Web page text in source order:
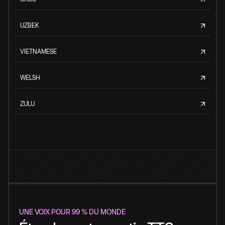
UZBEK
VIETNAMESE
WELSH
ZULU
UNE VOIX POUR 99 % DU MONDE